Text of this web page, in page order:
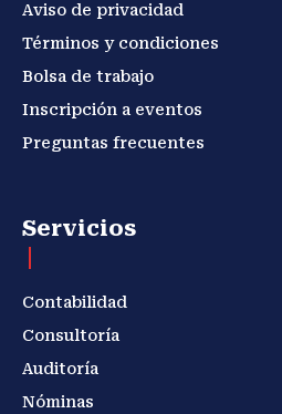
Aviso de privacidad
Términos y condiciones
Bolsa de trabajo
Inscripción a eventos
Preguntas frecuentes
Servicios
Contabilidad
Consultoría
Auditoría
Nóminas